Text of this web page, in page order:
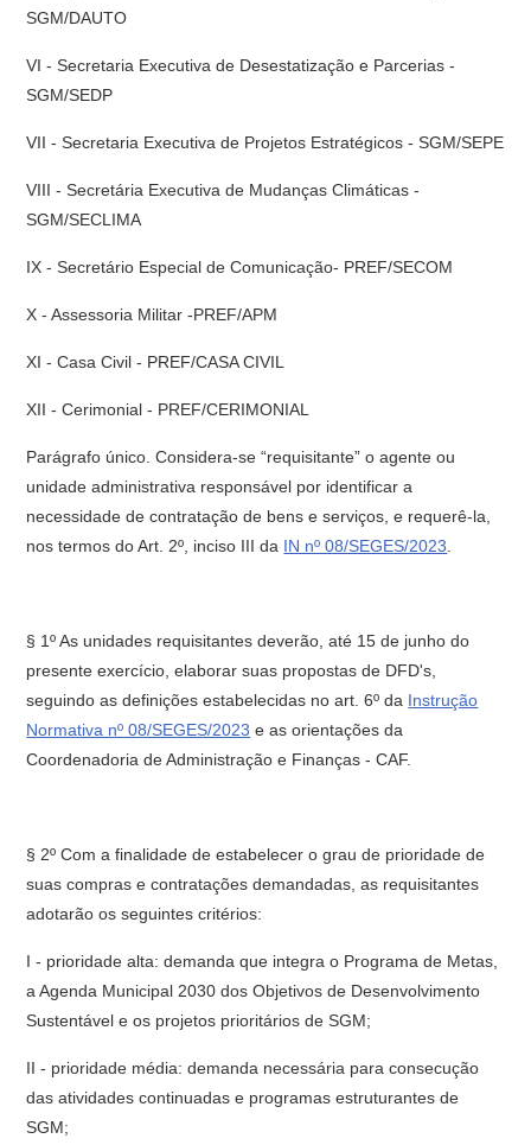
SGM/DAUTO
VI - Secretaria Executiva de Desestatização e Parcerias -
SGM/SEDP
VII - Secretaria Executiva de Projetos Estratégicos - SGM/SEPE
VIII - Secretária Executiva de Mudanças Climáticas -
SGM/SECLIMA
IX - Secretário Especial de Comunicação- PREF/SECOM
X - Assessoria Militar -PREF/APM
XI - Casa Civil - PREF/CASA CIVIL
XII - Cerimonial - PREF/CERIMONIAL
Parágrafo único. Considera-se “requisitante” o agente ou
unidade administrativa responsável por identificar a
necessidade de contratação de bens e serviços, e requerê-la,
nos termos do Art. 2º, inciso III da IN nº 08/SEGES/2023
§ 1º As unidades requisitantes deverão, até 15 de junho do
presente exercício, elaborar suas propostas de DFD's,
seguindo as definições estabelecidas no art. 6º da Instrução
Normativa nº 08/SEGES/2023 e as orientações da
Coordenadoria de Administração e Finanças - CAF.
§ 2º Com a finalidade de estabelecer o grau de prioridade de
suas compras e contratações demandadas, as requisitantes
adotarão os seguintes critérios:
I - prioridade alta: demanda que integra o Programa de Metas,
a Agenda Municipal 2030 dos Objetivos de Desenvolvimento
Sustentável e os projetos prioritários de SGM;
II - prioridade média: demanda necessária para consecução
das atividades continuadas e programas estruturantes de
SGM;